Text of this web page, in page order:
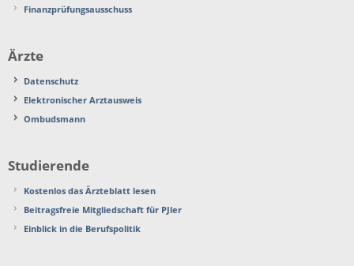
Finanzprüfungsausschuss
Ärzte
Datenschutz
Elektronischer Arztausweis
Ombudsmann
Studierende
Kostenlos das Ärzteblatt lesen
Beitragsfreie Mitgliedschaft für PJler
Einblick in die Berufspolitik